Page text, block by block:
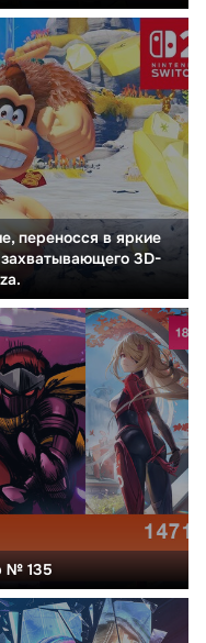
переносся в яркие
3D-
№ 135